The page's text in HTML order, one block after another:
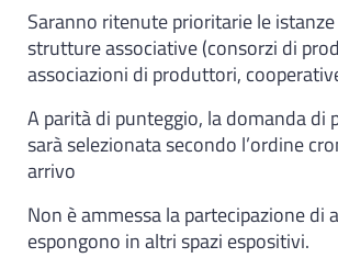
Saranno ritenute prioritarie le
strutture associative (consorzi di
associazioni di produttori,
A parità di punteggio, la domanda di
sarà selezionata secondo l’ordine
arrivo
Non è ammessa la partecipazione di
espongono in altri spazi espositivi.